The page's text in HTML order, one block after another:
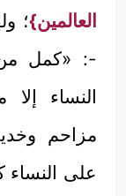
العالمين}؛
-: «كمل من
النساء
مزاحم
على النساء